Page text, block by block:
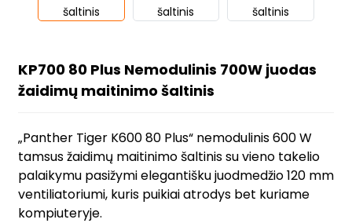
KP700 80 Plus Nemodulinis 700W juodas
žaidimų maitinimo šaltinis
„Panther Tiger K600 80 Plus“ nemodulinis 600 W
tamsus žaidimų maitinimo šaltinis su vieno takelio
palaikymu pasižymi elegantišku juodmedžio 120 mm
ventiliatoriumi, kuris puikiai atrodys bet kuriame
kompiuteryje.